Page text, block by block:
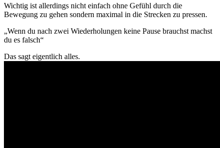
Wichtig ist allerdings nicht einfach ohne Gefühl durch die
Bewegung zu gehen sondern maximal in die Strecken zu pressen.
„Wenn du nach zwei Wiederholungen keine Pause brauchst machst
du es falsch“
Das sagt eigentlich alles.